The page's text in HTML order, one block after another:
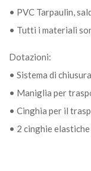
• PVC Tarpaulin,
• Tutti i materiali
Dotazioni:
• Sistema di
• Maniglia per
• Cinghia per il
• 2 cinghie